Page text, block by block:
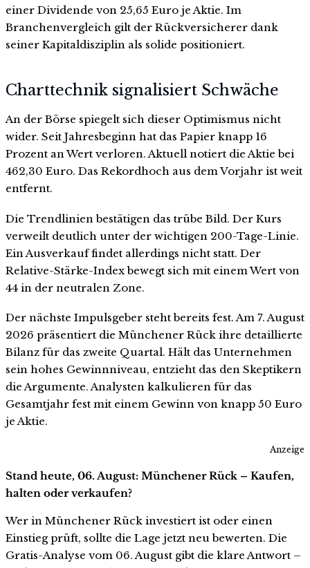
einer Dividende von 25,65 Euro je Aktie. Im
Branchenvergleich gilt der Rückversicherer dank
seiner Kapitaldisziplin als solide positioniert.
Charttechnik signalisiert Schwäche
An der Börse spiegelt sich dieser Optimismus nicht
wider. Seit Jahresbeginn hat das Papier knapp 16
Prozent an Wert verloren. Aktuell notiert die Aktie bei
462,30 Euro. Das Rekordhoch aus dem Vorjahr ist weit
entfernt.
Die Trendlinien bestätigen das trübe Bild. Der Kurs
verweilt deutlich unter der wichtigen 200-Tage-Linie.
Ein Ausverkauf findet allerdings nicht statt. Der
Relative-Stärke-Index bewegt sich mit einem Wert von
44 in der neutralen Zone.
Der nächste Impulsgeber steht bereits fest. Am 7. August
2026 präsentiert die Münchener Rück ihre detaillierte
Bilanz für das zweite Quartal. Hält das Unternehmen
sein hohes Gewinnniveau, entzieht das den Skeptikern
die Argumente. Analysten kalkulieren für das
Gesamtjahr fest mit einem Gewinn von knapp 50 Euro
je Aktie.
Anzeige
Stand heute, 06. August: Münchener Rück – Kaufen,
halten oder verkaufen?
Wer in Münchener Rück investiert ist oder einen
Einstieg prüft, sollte die Lage jetzt neu bewerten. Die
Gratis-Analyse vom 06. August gibt die klare Antwort –